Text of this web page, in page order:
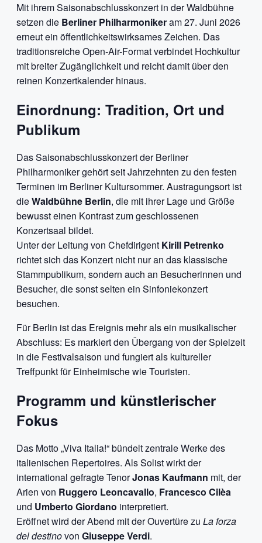
Mit ihrem Saisonabschlusskonzert in der Waldbühne
setzen die Berliner Philharmonikeram 27. Juni 2026
erneut ein öffentlichkeitswirksames Zeichen. Das
traditionsreiche Open-Air-Format verbindet Hochkultur
mit breiter Zugänglichkeit und reicht damit über den
reinen Konzertkalender hinaus.
Einordnung: Tradition, Ort und
Publikum
Das Saisonabschlusskonzert der Berliner
Philharmoniker gehört seit Jahrzehnten zu den festen
Terminen im Berliner Kultursommer. Austragungsort ist
dieWaldbühne Berlin, die mit ihrer Lage und Größe
bewusst einen Kontrast zum geschlossenen
Konzertsaal bildet.
Unter der Leitung von Chefdirigent Kirill Petrenko
richtet sich das Konzert nicht nur an das klassische
Stammpublikum, sondern auch an Besucherinnen und
Besucher, die sonst selten ein Sinfoniekonzert
besuchen.
Für Berlin ist das Ereignis mehr als ein musikalischer
Abschluss: Es markiert den Übergang von der Spielzeit
in die Festivalsaison und fungiert als kultureller
Treffpunkt für Einheimische wie Touristen.
Programm und künstlerischer
Fokus
Das Motto „Viva Italia!“ bündelt zentrale Werke des
italienischen Repertoires. Als Solist wirkt der
international gefragte TenorJonas Kaufmann mit, der
Arien von Ruggero Leoncavallo, Francesco Cilèa
und Umberto Giordano interpretiert.
Eröffnet wird der Abend mit der Ouvertüre zu La forza
del destinovon Giuseppe Verdi.